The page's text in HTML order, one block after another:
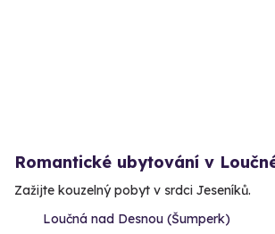
Romantické ubytování v
Zažijte kouzelný pobyt v srdci Jeseníků.
Loučná nad Desnou (Šumperk)